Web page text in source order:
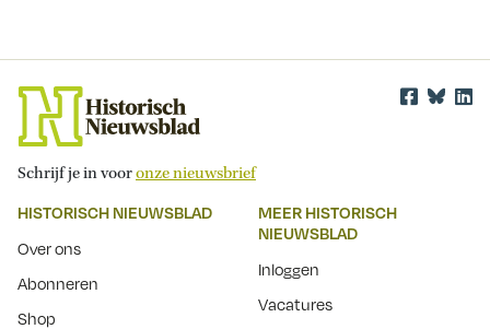
Schrijf je in vooronze nieuwsbrief
HISTORISCH NIEUWSBLAD
Over ons
Abonneren
Shop
MEER HISTORISCH
NIEUWSBLAD
Inloggen
Vacatures